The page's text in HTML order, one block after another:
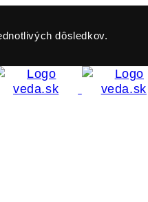
dôsledkov.